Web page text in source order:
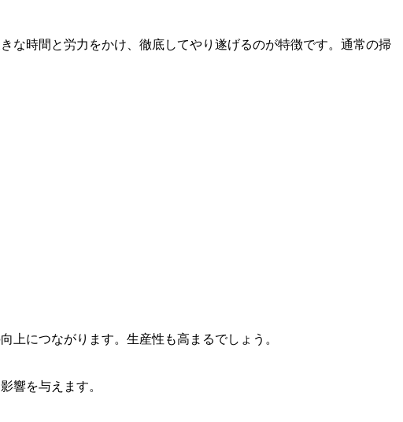
な時間と労力をかけ、徹底してやり遂げるのが特徴です。通常の掃
上につながります。生産性も高まるでしょう。
響を与えます。